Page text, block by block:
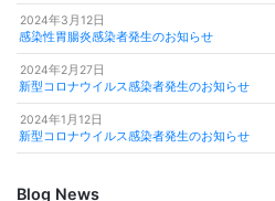
2024年3月12日
感染性胃腸炎感染者発生のお知らせ
2024年2月27日
新型コロナウイルス感染者発生のお知らせ
2024年1月12日
新型コロナウイルス感染者発生のお知らせ
Blog News